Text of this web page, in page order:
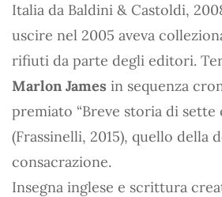
Italia da Baldini & Castoldi,
uscire nel 2005 aveva
rifiuti da parte degli editori.
Marlon James in sequenza
premiato “Breve storia di sette
(Frassinelli, 2015), quello della
consacrazione.
Insegna inglese e scrittura